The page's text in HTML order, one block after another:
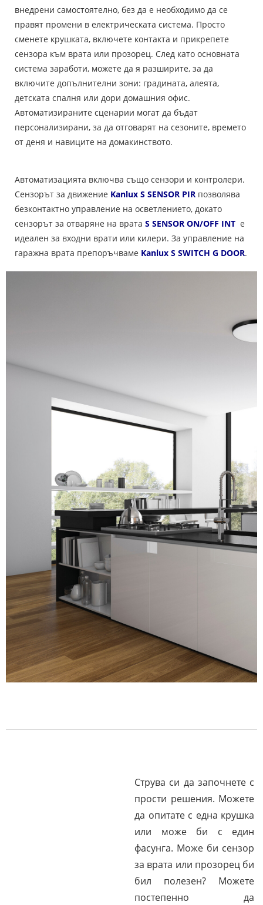
внедрени самостоятелно, без да е необходимо да се
правят промени в електрическата система. Просто
сменете крушката, включете контакта и прикрепете
сензора към врата или прозорец. След като основната
система заработи, можете да я разширите, за да
включите допълнителни зони: градината, алеята,
детската спалня или дори домашния офис.
Автоматизираните сценарии могат да бъдат
персонализирани, за да отговарят на сезоните, времето
от деня и навиците на домакинството.
Автоматизацията включва също сензори и контролери.
Сензорът за движение Kanlux S SENSOR PIR позволява
безконтактно управление на осветлението, докато
сензорът за отваряне на врата S SENSOR ON/OFF INT е
идеален за входни врати или килери. За управление на
гаражна врата препоръчваме Kanlux S SWITCH G DOOR.
Струва си да започнете с
прости решения. Можете
да опитате с една крушка
или може би с един
фасунга. Може би сензор
за врата или прозорец би
бил полезен? Можете
постепенно да